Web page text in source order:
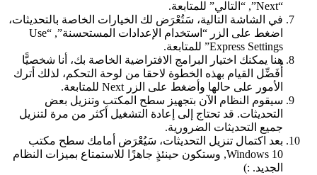
في الشاشة التالية، سَتُعْرَض لك الخيارات الخاصة بالتحديثات،
اضغط على الزر “استخدام الإعدادات المستحسنة”, “Use
Express Settings” للمتابعة.
هنا يمكنك اختيار البرامج الافتراضية الخاصة بك، أنا شخصيًّا
أُفَضِّل القيام بهذه الخطوة لاحقا من لوحة التحكم، لذلك أترك
الأمور على حالها وأضغط على الزر Next للمتابعة.
سيقوم النظام الآن بتجهيز سطح المكتب وتنزيل بعض
التحديثات. قد تحتاج إلى إعادة التشغيل أكثر من مرة لتنزيل
جميع التحديثات الضرورية.
بعد اكتمال تنزيل التحديثات، سَيُعْرَض أمامك سطح مكتب
Windows 10, وستكون حينئذٍ جاهزًا للاستمتاع بميزات النظام
الجديد. :)